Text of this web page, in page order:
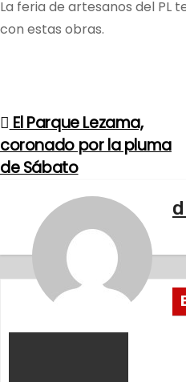
La feria de artesanos del PL
con estas obras.
N
a
g
c
El Parque Lezama,
coronado por la pluma
de Sábato